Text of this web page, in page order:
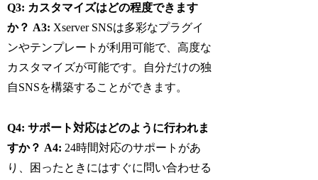
Q3: カスタマイズはどの程度できます
か？ A3: Xserver SNSは多彩なプラグイ
ンやテンプレートが利用可能で、高度な
カスタマイズが可能です。自分だけの独
自SNSを構築することができます。
Q4: サポート対応はどのように行われま
すか？ A4: 24時間対応のサポートがあ
り、困ったときにはすぐに問い合わせる